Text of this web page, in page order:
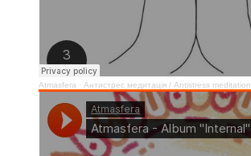
Atmasfera · Антистрес медитація / Аntistress meditation